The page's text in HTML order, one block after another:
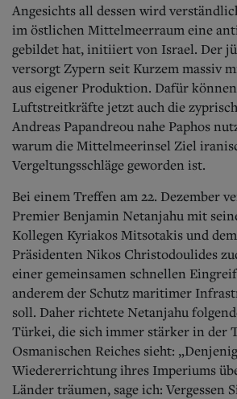
Angesichts all dessen wird
im östlichen Mittelmeerraum eine
gebildet hat, initiiert von Israel. Der
versorgt Zypern seit Kurzem massiv
aus eigener Produktion. Dafür
Luftstreitkräfte jetzt auch die
Andreas Papandreou nahe Paphos
warum die Mittelmeerinsel Ziel
Vergeltungsschläge geworden ist.
Bei einem Treffen am 22. Dezember
Premier Benjamin Netanjahu mit
Kollegen Kyriakos Mitsotakis und
Präsidenten Nikos Christodoulides
einer gemeinsamen schnellen
anderem der Schutz maritimer
soll. Daher richtete Netanjahu
Türkei, die sich immer stärker in der
Osmanischen Reiches sieht:
Wiedererrichtung ihres Imperiums
Länder träumen, sage ich: Vergessen